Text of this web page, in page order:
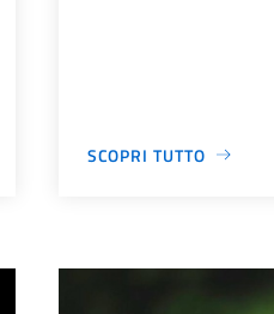
SCOPRI TUTTO